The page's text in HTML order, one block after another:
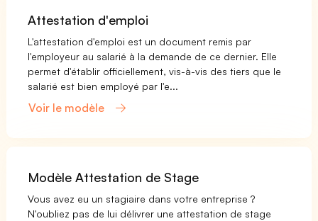
Attestation d'emploi
L'attestation d'emploi est un document remis par
l'employeur au salarié à la demande de ce dernier. Elle
permet d'établir officiellement, vis-à-vis des tiers que le
salarié est bien employé par l'e...
Voir le modèle
Modèle Attestation de Stage
Vous avez eu un stagiaire dans votre entreprise ?
N'oubliez pas de lui délivrer une attestation de stage